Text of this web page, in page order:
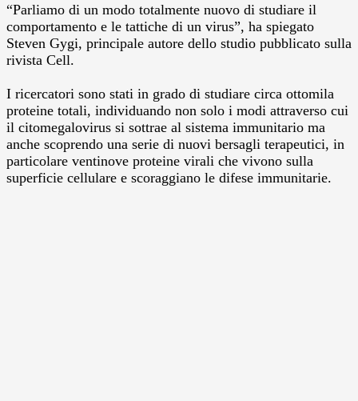
“Parliamo di un modo totalmente nuovo di studiare il
comportamento e le tattiche di un virus”, ha spiegato
Steven Gygi, principale autore dello studio pubblicato sulla
rivista Cell.
I ricercatori sono stati in grado di studiare circa ottomila
proteine totali, individuando non solo i modi attraverso cui
il citomegalovirus si sottrae al sistema immunitario ma
anche scoprendo una serie di nuovi bersagli terapeutici, in
particolare ventinove proteine virali che vivono sulla
superficie cellulare e scoraggiano le difese immunitarie.